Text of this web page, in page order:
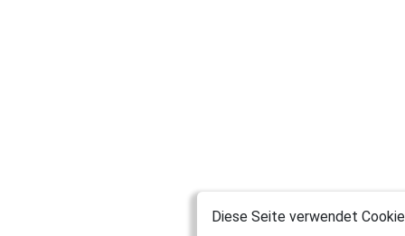
Diese Seite verwendet